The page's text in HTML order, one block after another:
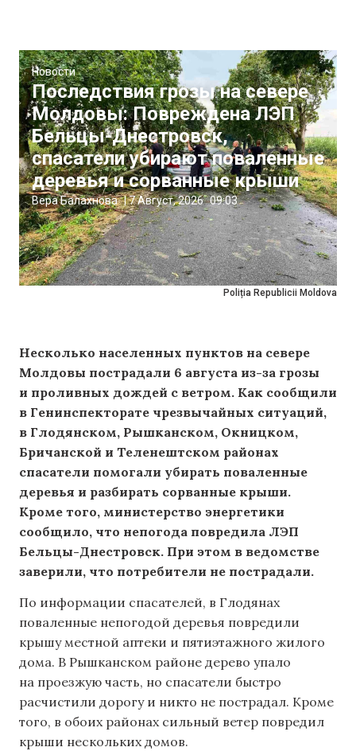
Poliția Republicii Moldova
Новости
Последствия грозы на севере
Молдовы: Повреждена ЛЭП
Бельцы-Днестровск,
спасатели убирают поваленные
деревья и сорванные крыши
Вера Балахнова |7 Август, 2026 09:03
Несколько населенных пунктов на севере
Молдовы пострадали 6 августа из-за грозы
и проливных дождей с ветром. Как сообщили
в Генинспекторате чрезвычайных ситуаций,
в Глодянском, Рышканском, Окницком,
Бричанской и Теленештском районах
спасатели помогали убирать поваленные
деревья и разбирать сорванные крыши.
Кроме того, министерство энергетики
сообщило, что непогода повредила ЛЭП
Бельцы-Днестровск. При этом в ведомстве
заверили, что потребители не пострадали.
По информации спасателей, в Глодянах
поваленные непогодой деревья повредили
крышу местной аптеки и пятиэтажного жилого
дома. В Рышканском районе дерево упало
на проезжую часть, но спасатели быстро
расчистили дорогу и никто не пострадал. Кроме
того, в обоих районах сильный ветер повредил
крыши нескольких домов.